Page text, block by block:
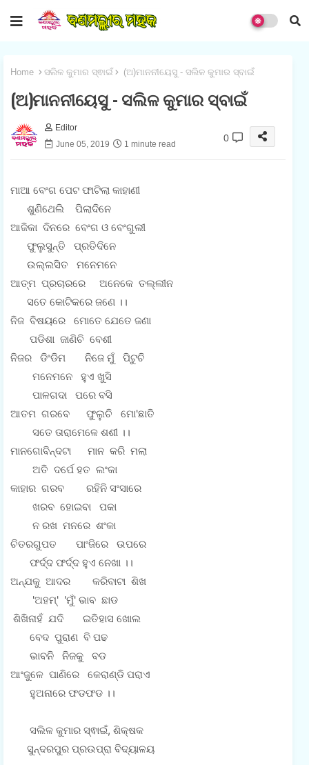
Home ସଲିଳ କୁମାର ସ୍ଵାଇଁ (ଅ)ମାନନୀୟେସୁ - ସଲିଳ କୁମାର ସ୍ବାଇଁ
(ଅ)ମାନନୀୟେସୁ - ସଲିଳ କୁମାର ସ୍ବାଇଁ
Editor
June 05, 2019
1 minute read
0
ମାଆ ବେଂଗ ପେଟ ଫାଟିଲା କାହାଣୀ
ଶୁଣିଥେଲି ପିଲାଦିନେ
ଆଜିକା ଦିନରେ ବେଂଗ ଓ ବେଂଗୁଲୀ
ଫୁଲୁସୁନ୍ତି ପ୍ରତିଦିନେ
ଉଲ୍ଲସିତ ମନେମନେ
ଆତ୍ମ ପ୍ରଚାରରେ ଅନେକେ ତଲ୍ଲୀନ
ସତେ କୋଟିକରେ ଜଣେ ।।
ନିଜ ବିଷୟରେ ମୋତେ ଯେତେ ଜଣା
ପଡିଶା ଜାଣିଚି ବେଶୀ
ନିଜର ଡିଂଡିମ ନିଜେ ମୁଁ ପିଟୁଚି
ମନେମନେ ହୁଏ ଖୁସି
ପାଳଗଦା ପରେ ବସି
ଆତମ ଗରବେ ଫୁଲୁଚି ମୋ'ଛାତି
ସତେ ତାରାମେଳେ ଶଶୀ ।।
ମାନଗୋବିନ୍ଦଟା ମାନ କରି ମଲା
ଅତି ଦର୍ପେ ହତ ଲଂକା
କାହାର ଗରବ ରହିନି ସଂସାରେ
ଖରବ ହୋଇବା ପକା
ନ ରଖ ମନରେ ଶଂକା
ଚିତରଗୁପତ ପାଂଜିରେ ଉପରେ
ଫର୍ଦ୍ଦ ଫର୍ଦ୍ଦ ହୁଏ ନେଖା ।।
ଅନ୍ଯକୁ ଆଦର କରିବାଟା ଶିଖ
'ଅହମ୍' 'ମୁଁ' ଭାବ ଛାଡ
ଶିଖିନାହଁ ଯଦି ଇତିହାସ ଖୋଲ
ବେଦ ପୁରାଣ ବି ପଢ
ଭାବନି ନିଜକୁ ବଡ
ଆଂଜୁଳେ ପାଣିରେ କେରାଣ୍ଡି ପରାଏ
ହୁଅନାରେ ଫଡଫଡ ।।
ସଲିଳ କୁମାର ସ୍ଵାଇଁ, ଶିକ୍ଷକ
ସୁନ୍ଦରପୁର ପ୍ରଉପ୍ରା ବିଦ୍ୟାଳୟ